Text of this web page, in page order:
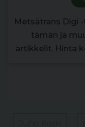
Metsätrans Digi
tämän ja
artikkelit. Hinta